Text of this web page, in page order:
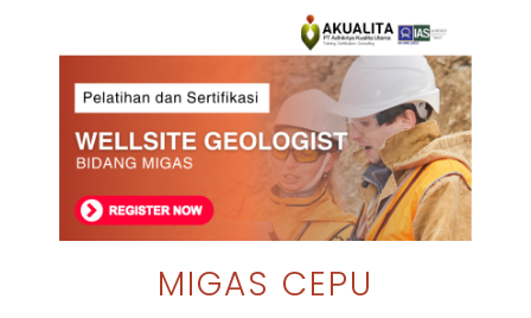
MIGAS CEPU